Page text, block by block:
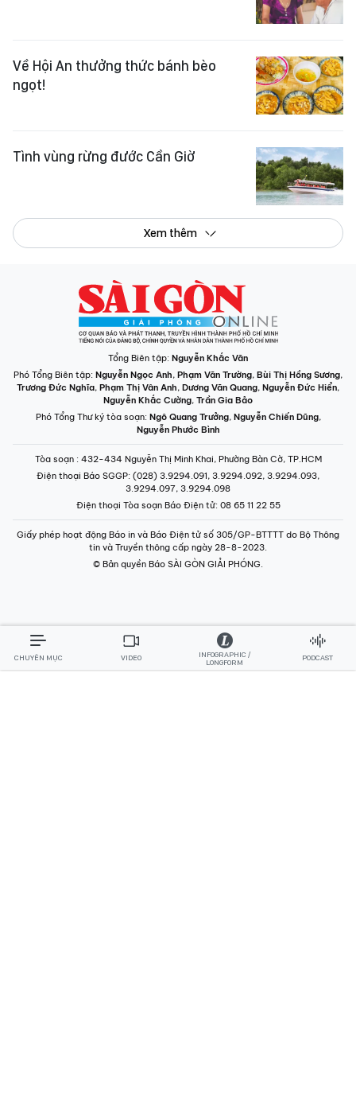
Về Hội An thưởng thức bánh bèo
ngọt!
Tình vùng rừng đước Cần Giờ
Xem thêm
Tổng Biên tập: Nguyễn Khắc Văn
Phó Tổng Biên tập: Nguyễn Ngọc Anh, Phạm Văn Trường, Bùi Thị Hồng Sương,
Trương Đức Nghĩa, Phạm Thị Vân Anh, Dương Văn Quang, Nguyễn Đức Hiển,
Nguyễn Khắc Cường, Trần Gia Bảo
Phó Tổng Thư ký tòa soạn: Ngô Quang Trưởng, Nguyễn Chiến Dũng,
Nguyễn Phước Bình
Tòa soạn : 432-434 Nguyễn Thị Minh Khai, Phường Bàn Cờ, TP.HCM
Điện thoại Báo SGGP: (028) 3.9294.091, 3.9294.092, 3.9294.093,
3.9294.097, 3.9294.098
Điện thoại Tòa soạn Báo Điện tử: 08 65 11 22 55
Giấy phép hoạt động Báo in và Báo Điện tử số 305/GP-BTTTT do Bộ Thông
tin và Truyền thông cấp ngày 28-8-2023.
© Bản quyền Báo SÀI GÒN GIẢI PHÓNG.
CHUYÊN MỤC VIDEO
INFOGRAPHIC /
LONGFORM
PODCAST